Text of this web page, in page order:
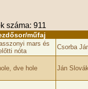
száma: 911
műfaj
mars és
nóta
Csorba
dve hole Ján